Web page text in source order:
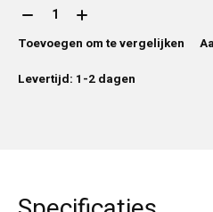
Aantal:
Toevoegen om te vergelijken
Levertijd: 1-2 dagen